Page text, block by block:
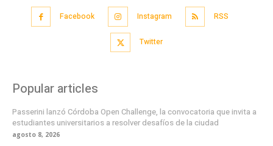
Facebook Instagram RSS
Twitter
Popular articles
Passerini lanzó Córdoba Open Challenge, la convocatoria que invita a
estudiantes universitarios a resolver desafíos de la ciudad
agosto 8, 2026